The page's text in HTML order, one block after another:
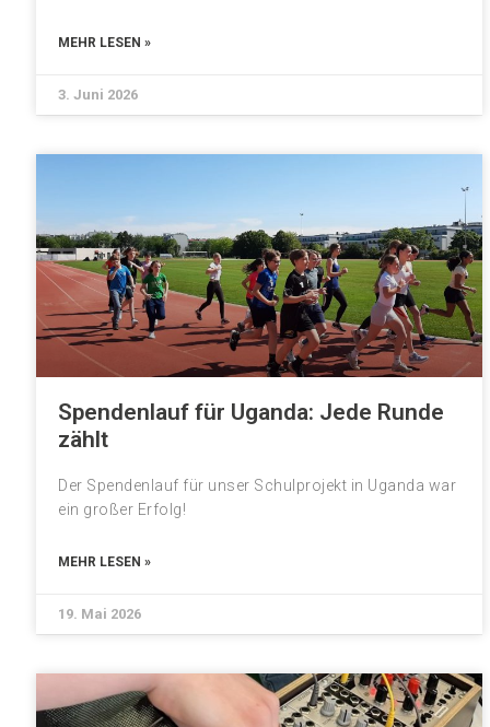
MEHR LESEN »
3. Juni 2026
Spendenlauf für Uganda: Jede Runde
zählt
Der Spendenlauf für unser Schulprojekt in Uganda war
ein großer Erfolg!
MEHR LESEN »
19. Mai 2026